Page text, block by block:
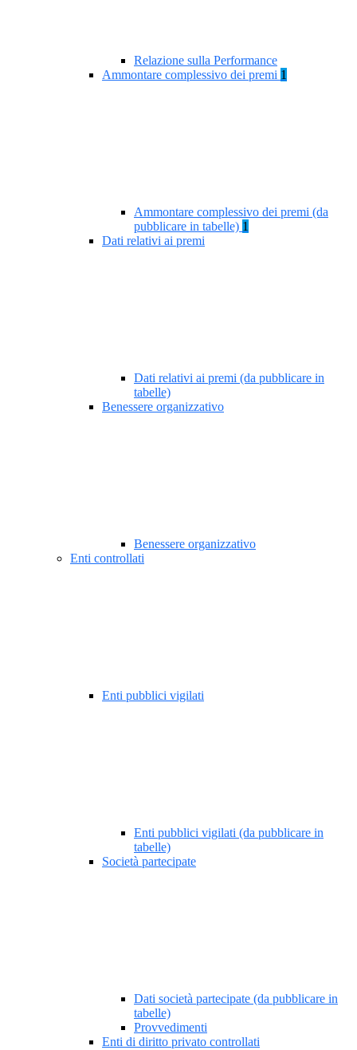
Relazione sulla Performance
Ammontare complessivo dei premi 1
Ammontare complessivo dei premi (da
pubblicare in tabelle) 1
Dati relativi ai premi
Dati relativi ai premi (da pubblicare in
tabelle)
Benessere organizzativo
Benessere organizzativo
Enti controllati
Enti pubblici vigilati
Enti pubblici vigilati (da pubblicare in
tabelle)
Società partecipate
Dati società partecipate (da pubblicare in
tabelle)
Provvedimenti
Enti di diritto privato controllati